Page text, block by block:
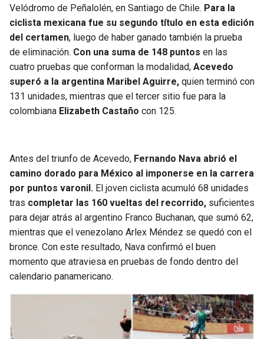
Velódromo de Peñalolén, en Santiago de Chile. Para la
ciclista mexicana fue su segundo título en esta edición
del certamen, luego de haber ganado también la prueba
de eliminación. Con una suma de 148 puntos en las
cuatro pruebas que conforman la modalidad, Acevedo
superó a la argentina Maribel Aguirre, quien terminó con
131 unidades, mientras que el tercer sitio fue para la
colombiana Elizabeth Castaño con 125.
Antes del triunfo de Acevedo, Fernando Nava abrió el
camino dorado para México al imponerse en la carrera
por puntos varonil. El joven ciclista acumuló 68 unidades
tras completar las 160 vueltas del recorrido, suficientes
para dejar atrás al argentino Franco Buchanan, que sumó 62,
mientras que el venezolano Arlex Méndez se quedó con el
bronce. Con este resultado, Nava confirmó el buen
momento que atraviesa en pruebas de fondo dentro del
calendario panamericano.